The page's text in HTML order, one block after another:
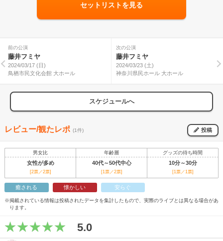
セットリストを見る
前の公演
藤井フミヤ
2024/03/17 (日)
鳥栖市民文化会館 大ホール
次の公演
藤井フミヤ
2024/03/23 (土)
神奈川県民ホール 大ホール
スケジュールへ
レビュー/観たレポ (1件) 投稿
男女比 年齢層 グッズの待ち時間
女性が多め 40代～50代中心 10分～30分
[2票／2票] [1票／2票] [1票／1票]
癒される 懐かしい 安らぐ
※掲載されている情報は投稿されたデータを集計したもので、実際のライブとは異なる場合があ
ります。
5.0